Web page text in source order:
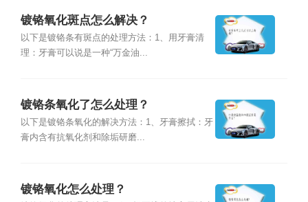
镀铬氧化斑点怎么解决？
以下是镀铬条有斑点的处理方法：1、用牙膏清
理：牙膏可以说是一种“万金油...
镀铬条氧化了怎么处理？
以下是镀铬条氧化的解决方法：1、牙膏擦拭：牙
膏内含有抗氧化剂和除垢研磨...
镀铬氧化怎么处理？